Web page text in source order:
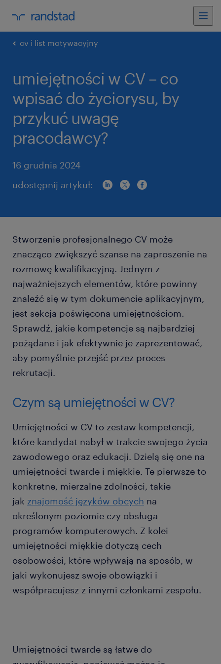
cv i list motywacyjny
umiejętności w CV – co
wpisać do życiorysu, by
przykuć uwagę
pracodawcy?
16 grudnia 2024
udostępnij artykuł:
Stworzenie profesjonalnego CV może
znacząco zwiększyć szanse na zaproszenie na
rozmowę kwalifikacyjną. Jednym z
najważniejszych elementów, które powinny
znaleźć się w tym dokumencie aplikacyjnym,
jest sekcja poświęcona umiejętnościom.
Sprawdź, jakie kompetencje są najbardziej
pożądane i jak efektywnie je zaprezentować,
aby pomyślnie przejść przez proces
rekrutacji.
Czym są umiejętności w CV?
Umiejętności w CV to zestaw kompetencji,
które kandydat nabył w trakcie swojego życia
zawodowego oraz edukacji. Dzielą się one na
umiejętności twarde i miękkie. Te pierwsze to
konkretne, mierzalne zdolności, takie
jak znajomość języków obcych na
określonym poziomie czy obsługa
programów komputerowych. Z kolei
umiejętności miękkie dotyczą cech
osobowości, które wpływają na sposób, w
jaki wykonujesz swoje obowiązki i
współpracujesz z innymi członkami zespołu.
Umiejętności twarde są łatwe do